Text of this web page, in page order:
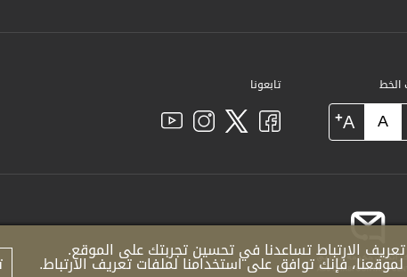
الخط
A
A
+
تابعونا
الارتباط تساعدنا في تحسين تجربتك على الموقع.
فإنك توافق على استخدامنا لملفات تعريف الارتباط.